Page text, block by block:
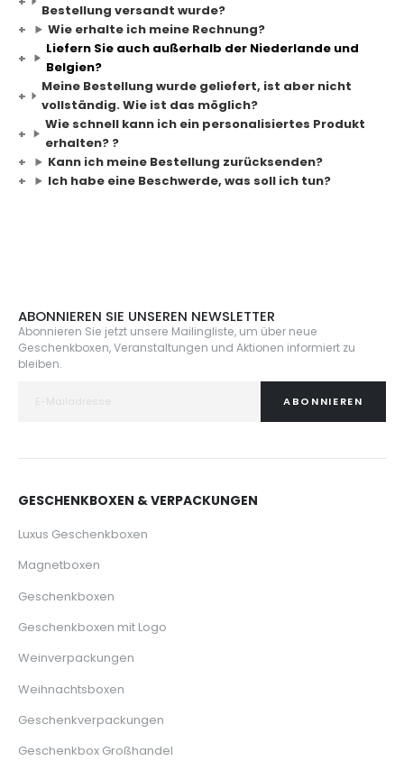
Bestellung versandt wurde?
Wie erhalte ich meine Rechnung?
Liefern Sie auch außerhalb der Niederlande und
Belgien?
Meine Bestellung wurde geliefert, ist aber nicht
vollständig. Wie ist das möglich?
Wie schnell kann ich ein personalisiertes Produkt
erhalten? ?
Kann ich meine Bestellung zurücksenden?
Ich habe eine Beschwerde, was soll ich tun?
ABONNIEREN SIE UNSEREN NEWSLETTER
Abonnieren Sie jetzt unsere Mailingliste, um über neue
Geschenkboxen, Veranstaltungen und Aktionen informiert zu
bleiben.
ABONNIEREN
GESCHENKBOXEN & VERPACKUNGEN
Luxus Geschenkboxen
Magnetboxen
Geschenkboxen
Geschenkboxen mit Logo
Weinverpackungen
Weihnachtsboxen
Geschenkverpackungen
Geschenkbox Großhandel